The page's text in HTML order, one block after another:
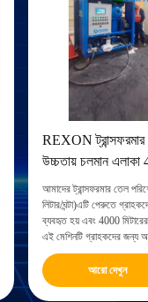
REXON ট্রান্সফরমার
উচ্চতায় চলমান
আমাদের ট্রান্সফরমার তেল
লিটার/ঘন্টা)এটি পেরুতে
ব্যবহৃত হয় এবং 4000
এই মেশিনটি গ্রাহকদের জন্য
ট্রান্সফরমারের ট্রান্সফরমার
তেলের পরিচ্ছন্নতার সমস্যা
আরো দেখুন